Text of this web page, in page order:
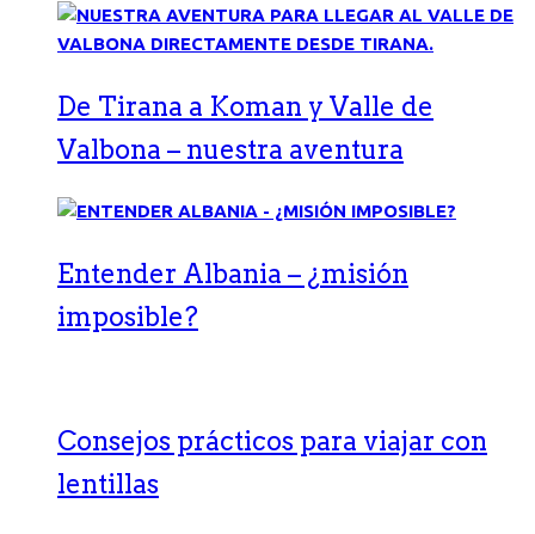
De Tirana a Koman y Valle de
Valbona – nuestra aventura
Entender Albania – ¿misión
imposible?
Consejos prácticos para viajar con
lentillas